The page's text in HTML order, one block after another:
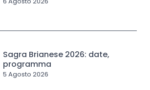
Sagra Brianese 2026: date,
programma
5 Agosto 2026